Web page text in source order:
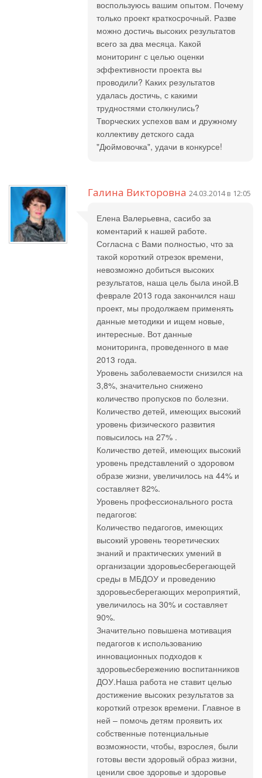
воспользуюсь вашим опытом. Почему
только проект краткосрочный. Разве
можно достичь высоких результатов
всего за два месяца. Какой
мониторинг с целью оценки
эффективности проекта вы
проводили? Каких результатов
удалась достичь, с какими
трудностями столкнулись?
Творческих успехов вам и дружному
коллективу детского сада
"Дюймовочка", удачи в конкурсе!
Галина Викторовна 24.03.2014 в 12:05
Елена Валерьевна, сасибо за
коментарий к нашей работе.
Согласна с Вами полностью, что за
такой короткий отрезок времени,
невозможно добиться высоких
результатов, наша цель была иной.В
феврале 2013 года закончился наш
проект, мы продолжаем применять
данные методики и ищем новые,
интересные. Вот данные
мониторинга, проведенного в мае
2013 года.
Уровень заболеваемости снизился на
3,8%, значительно снижено
количество пропусков по болезни.
Количество детей, имеющих высокий
уровень физического развития
повысилось на 27% .
Количество детей, имеющих высокий
уровень представлений о здоровом
образе жизни, увеличилось на 44% и
составляет 82%.
Уровень профессионального роста
педагогов:
Количество педагогов, имеющих
высокий уровень теоретических
знаний и практических умений в
организации здоровьесберегающей
среды в МБДОУ и проведению
здоровьесберегающих мероприятий,
увеличилось на 30% и составляет
90%.
Значительно повышена мотивация
педагогов к использованию
инновационных подходов к
здоровьесбережению воспитанников
ДОУ.Наша работа не ставит целью
достижение высоких результатов за
короткий отрезок времени. Главное в
ней – помочь детям проявить их
собственные потенциальные
возможности, чтобы, взрослея, были
готовы вести здоровый образ жизни,
ценили свое здоровье и здоровье